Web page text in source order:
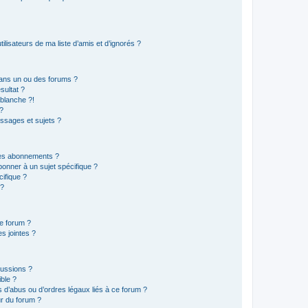
de ma liste d’amis et d’ignorés ?
un ou des forums ?
?
?!
et sujets ?
abonnements ?
à un sujet spécifique ?
?
forum ?
jointes ?
?
?
ou d’ordres légaux liés à ce forum ?
du forum ?